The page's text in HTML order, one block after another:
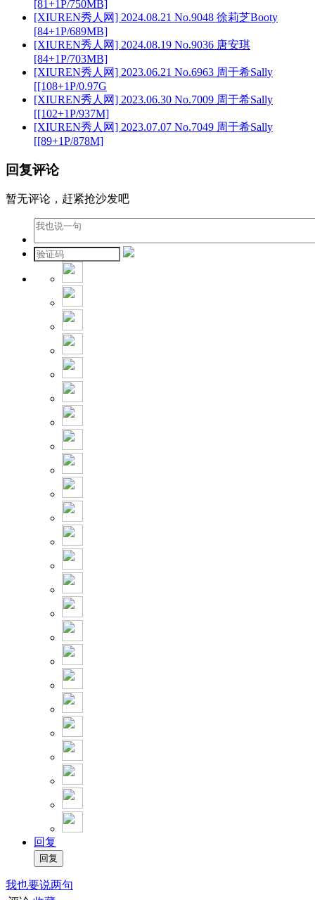
[81+1P/750MB]
[XIUREN秀人网] 2024.08.21 No.9048 徐莉芝Booty
[84+1P/689MB]
[XIUREN秀人网] 2024.08.19 No.9036 唐安琪
[84+1P/703MB]
[XIUREN秀人网] 2023.06.21 No.6963 周于希Sally
[[108+1P/0.97G
[XIUREN秀人网] 2023.06.30 No.7009 周于希Sally
[[102+1P/937M]
[XIUREN秀人网] 2023.07.07 No.7049 周于希Sally
[[89+1P/878M]
回复评论
暂无评论，赶紧抢沙发吧
回复
我也要说两句